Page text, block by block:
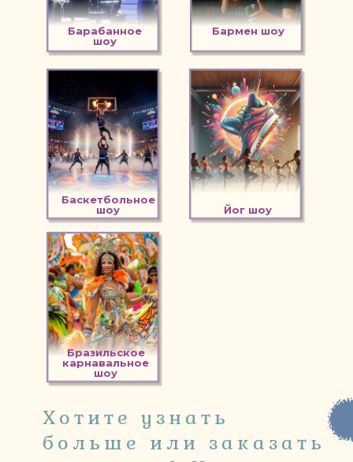
Йог шоу
Бразильское
карнавальное
шоу
Баскетбольное
шоу
Бармен шоу
Барабанное
шоу
Хотите узнать
больше или заказать